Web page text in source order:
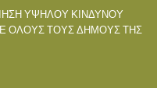
ΥΨΗΛΟΥ ΚΙΝΔΥΝΟΥ
ΟΛΟΥΣ ΤΟΥΣ ΔΗΜΟΥΣ ΤΗΣ